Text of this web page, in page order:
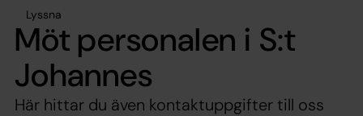
Lyssna
Möt personalen i S:t
Johannes
Här hittar du även kontaktuppgifter till oss